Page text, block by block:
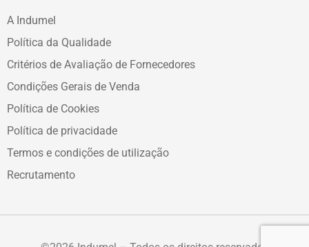
A Indumel
Política da Qualidade
Critérios de Avaliação de Fornecedores
Condições Gerais de Venda
Política de Cookies
Política de privacidade
Termos e condições de utilização
Recrutamento